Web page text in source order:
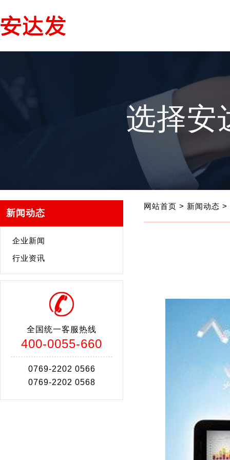
选择安
新闻动态
企业新闻
行业资讯
全国统一客服热线
400-0055-660
0769-2202 0566
0769-2202 0568
网站首页 > 新闻动态 >